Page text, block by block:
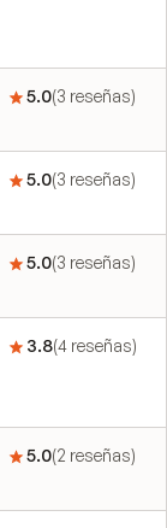
5.0(3 reseñas)
5.0(3 reseñas)
5.0(3 reseñas)
3.8(4 reseñas)
5.0(2 reseñas)